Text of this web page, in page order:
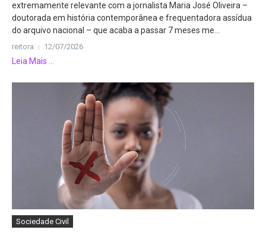
extremamente relevante com a jornalista Maria José Oliveira –
doutorada em história contemporânea e frequentadora assídua
do arquivo nacional – que acaba a passar 7 meses me...
reitora 12/07/2026
Leia Mais ...
Sociedade Civil